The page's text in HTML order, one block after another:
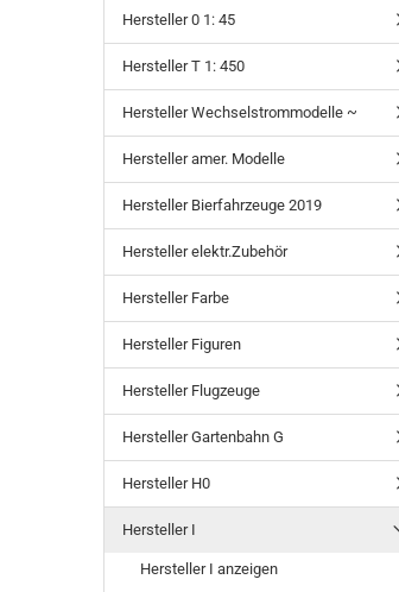
Hersteller 0 1: 45
Hersteller T 1: 450
Hersteller Wechselstrommodelle ~
Hersteller amer. Modelle
Hersteller Bierfahrzeuge 2019
Hersteller elektr.Zubehör
Hersteller Farbe
Hersteller Figuren
Hersteller Flugzeuge
Hersteller Gartenbahn G
Hersteller H0
Hersteller I
Hersteller I anzeigen